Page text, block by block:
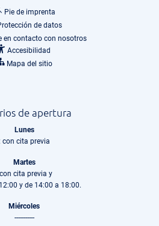
Pie de imprenta
de datos
en contacto con nosotros
Accesibilidad
Mapa del sitio
de apertura
Lunes
con cita previa
Martes
cita previa y
y de 14:00 a 18:00.
Miércoles
-----------